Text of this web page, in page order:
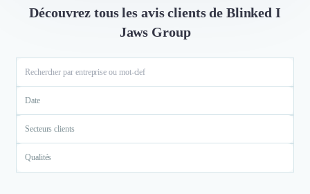
Découvrez tous les avis clients de Blinked I
Jaws Group
Date
Secteurs clients
Qualités